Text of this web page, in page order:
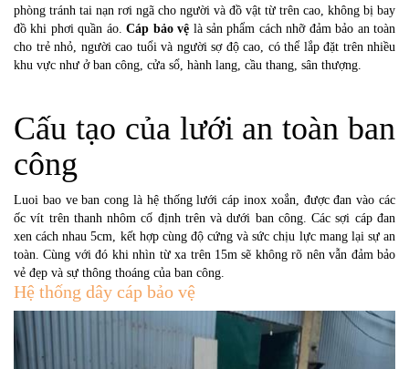
phòng tránh tai nạn rơi ngã cho người và đồ vật từ trên cao, không bị bay
đồ khi phơi quần áo.Cáp bảo vệ là sản phẩm cách nhỡ đảm bảo an toàn
cho trẻ nhỏ, người cao tuổi và người sợ độ cao, có thể lắp đặt trên nhiều
khu vực như ở ban công, cửa sổ, hành lang, cầu thang, sân thượng.
Cấu tạo của lưới an toàn ban
công
Luoi bao ve ban cong là hệ thống lưới cáp inox xoắn, được đan vào các
ốc vít trên thanh nhôm cố định trên và dưới ban công. Các sợi cáp đan
xen cách nhau 5cm, kết hợp cùng độ cứng và sức chịu lực mang lại sự an
toàn. Cùng với đó khi nhìn từ xa trên 15m sẽ không rõ nên vẫn đảm bảo
vẻ đẹp và sự thông thoáng của ban công.
Hệ thống dây cáp bảo vệ